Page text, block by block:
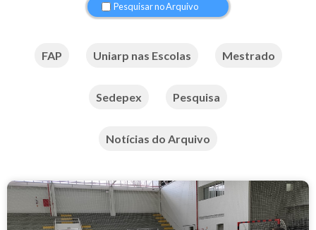
Pesquisar no Arquivo
FAP Uniarp nas Escolas Mestrado
Sedepex Pesquisa
Notícias do Arquivo